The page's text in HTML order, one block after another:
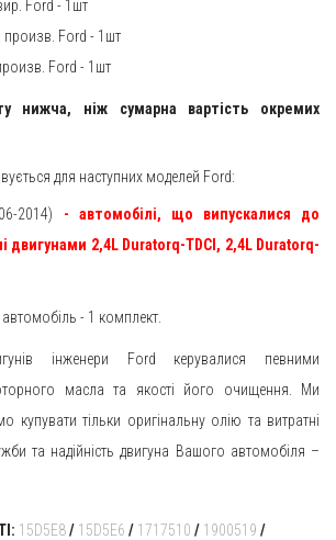
Ford - 1шт
произв. Ford - 1шт
Ford - 1шт
нижча, ніж сумарна вартість окремих
для наступних моделей Ford:
2014) - автомобілі, що випускалися до
двигунами 2,4L Duratorq-TDCI, 2,4L Duratorq-
автомобіль - 1 комплект.
інженери Ford керувалися певними
масла та якості його очищення. Ми
купувати тільки оригінальну олію та витратні
та надійність двигуна Вашого автомобіля –
15D5E8/ 15D5E6 / 1717510 / 1900519 /